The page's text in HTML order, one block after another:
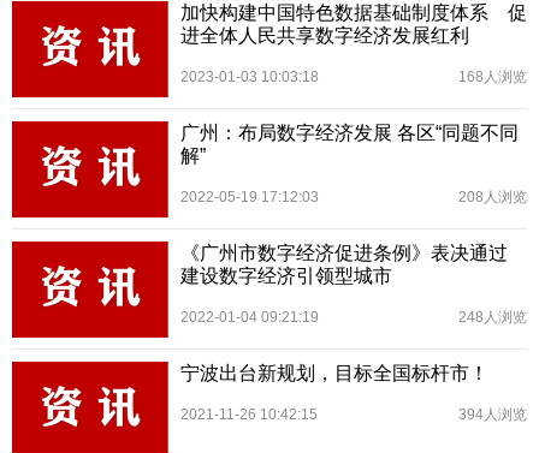
加快构建中国特色数据基础制度体系 促
进全体人民共享数字经济发展红利
2023-01-03 10:03:18 168人浏览
广州：布局数字经济发展 各区“同题不同
解”
2022-05-19 17:12:03 208人浏览
《广州市数字经济促进条例》表决通过
建设数字经济引领型城市
2022-01-04 09:21:19 248人浏览
宁波出台新规划，目标全国标杆市！
2021-11-26 10:42:15 394人浏览